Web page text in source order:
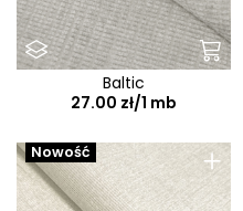
Baltic
27.00 zł/1 mb
+
Nowość